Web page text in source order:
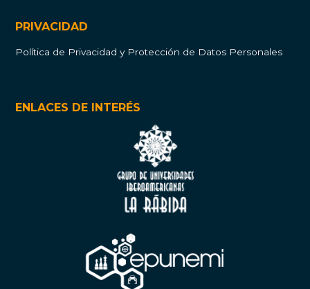
PRIVACIDAD
Política de Privacidad y Protección de Datos Personales
ENLACES DE INTERÉS